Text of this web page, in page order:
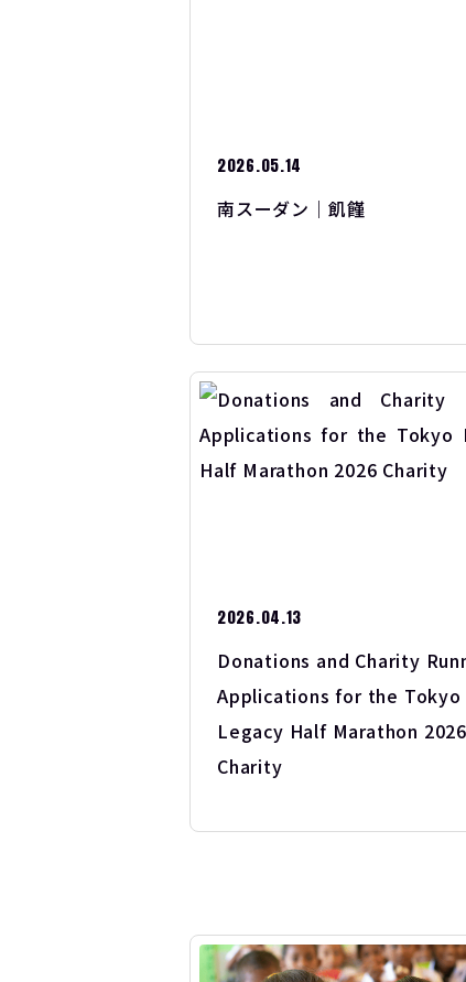
2026.05.14
南スーダン｜飢饉
2026.04.13
Donations and Charity
Applications for the Tokyo
Legacy Half Marathon 2026
Charity